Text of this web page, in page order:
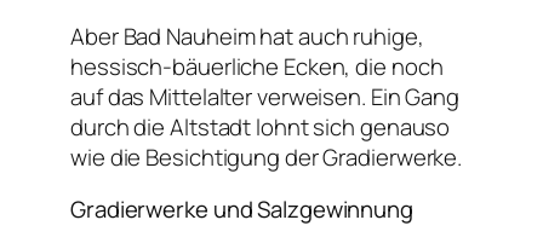
Aber Bad Nauheim hat auch ruhige,
hessisch-bäuerliche Ecken, die noch
auf das Mittelalter verweisen. Ein Gang
durch die Altstadt lohnt sich genauso
wie die Besichtigung der Gradierwerke.
Gradierwerke und Salzgewinnung